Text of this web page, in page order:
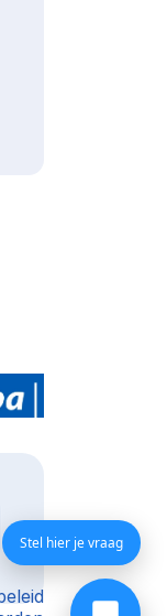
Stel hier je vraag